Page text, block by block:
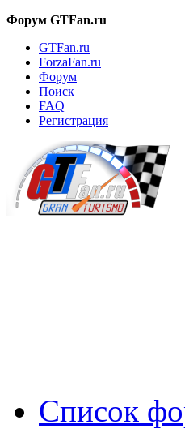
Форум GTFan.ru
GTFan.ru
ForzaFan.ru
Форум
Поиск
FAQ
Регистрация
Список